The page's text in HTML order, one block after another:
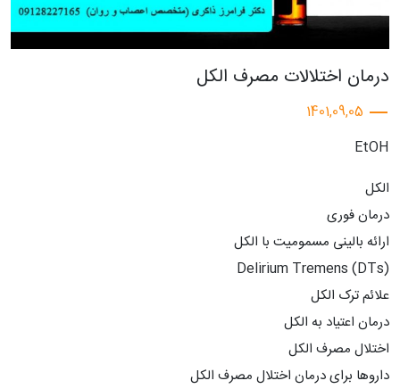
درمان اختلالات مصرف الکل
1401,09,05
EtOH
الکل
درمان فوری
ارائه بالینی مسمومیت با الکل
Delirium Tremens (DTs)
علائم ترک الکل
درمان اعتیاد به الکل
اختلال مصرف الکل
داروها برای درمان اختلال مصرف الکل